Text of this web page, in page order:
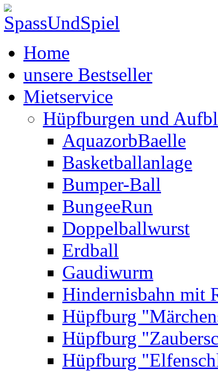
Home
unsere Bestseller
Mietservice
Hüpfburgen und
AquazorbBaelle
Basketballanlage
Bumper-Ball
BungeeRun
Doppelballwurst
Erdball
Gaudiwurm
Hindernisbahn mit
Hüpfburg
Hüpfburg
Hüpfburg